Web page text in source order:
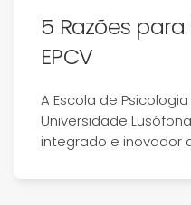
5 Razões
EPCV
A Escola de
Universidade
integrado e inovador